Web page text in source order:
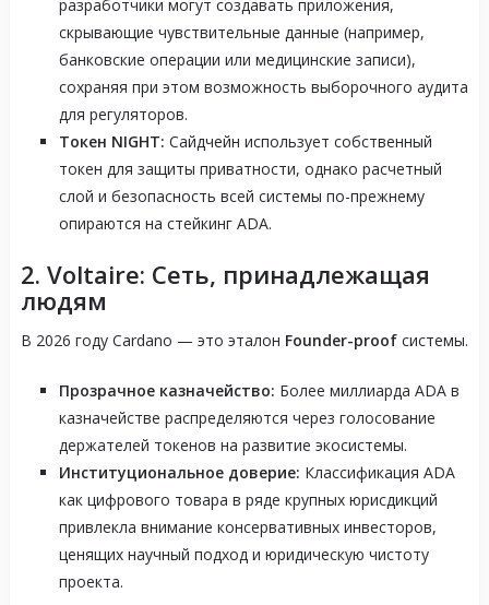
разработчики могут создавать приложения,
скрывающие чувствительные данные (например,
банковские операции или медицинские записи),
сохраняя при этом возможность выборочного аудита
для регуляторов.
Токен NIGHT: Сайдчейн использует собственный
токен для защиты приватности, однако расчетный
слой и безопасность всей системы по-прежнему
опираются на стейкинг ADA.
2. Voltaire: Сеть, принадлежащая
людям
В 2026 году Cardano — это эталон Founder-proofсистемы.
Прозрачное казначейство: Более миллиарда ADA в
казначействе распределяются через голосование
держателей токенов на развитие экосистемы.
Институциональное доверие: Классификация ADA
как цифрового товара в ряде крупных юрисдикций
привлекла внимание консервативных инвесторов,
ценящих научный подход и юридическую чистоту
проекта.